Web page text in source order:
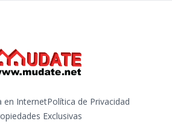
en InternetPolítica de Privacidad
Exclusivas